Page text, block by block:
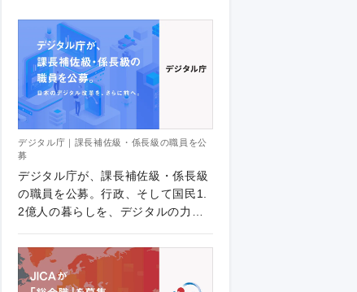
デジタル庁｜課長補佐級・係長級の職員を公
募
デジタル庁が、課長補佐級・係長級
の職員を公募。行政、そして国民1.
2億人の暮らしを、デジタルの力で